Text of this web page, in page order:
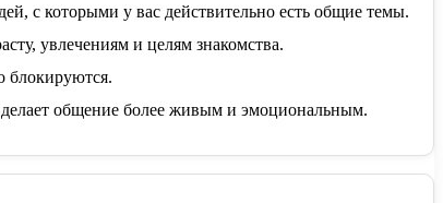
с которыми у вас действительно есть общие темы.
увлечениям и целям знакомства.
блокируются.
общение более живым и эмоциональным.